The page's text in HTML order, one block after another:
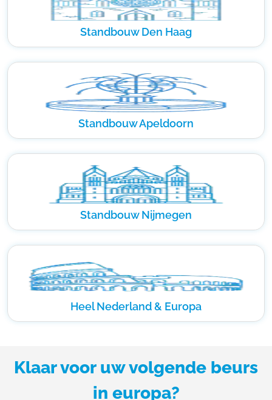
Standbouw Den Haag
Standbouw Apeldoorn
Standbouw Nijmegen
Heel Nederland & Europa
Klaar voor uw volgende beurs
in europa?